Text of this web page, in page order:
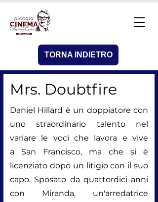
TORNA INDIETRO
Mrs. Doubtfire
Daniel Hillard è un doppiatore con
uno straordinario talento nel
variare le voci che lavora e vive
a San Francisco, ma che si è
licenziato dopo un litigio con il suo
capo. Sposato da quattordici anni
con Miranda, un'arredatrice